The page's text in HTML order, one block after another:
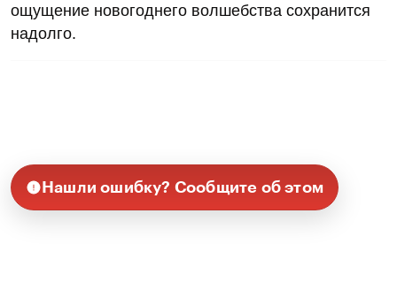
ощущение новогоднего волшебства сохранится
надолго.
Нашли ошибку? Сообщите об этом